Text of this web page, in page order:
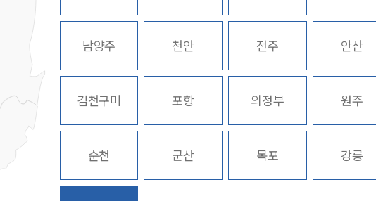
남양주 천안 전주 안산
김천구미 포항 의정부 원주
순천 군산 목포 강릉